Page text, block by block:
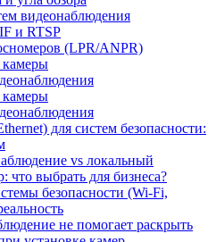
видеонаблюдения
и RTSP
(LPR/ANPR)
камеры
камеры
для систем безопасности:
vs локальный
что выбрать для бизнеса?
безопасности (Wi-Fi,
не помогает раскрыть